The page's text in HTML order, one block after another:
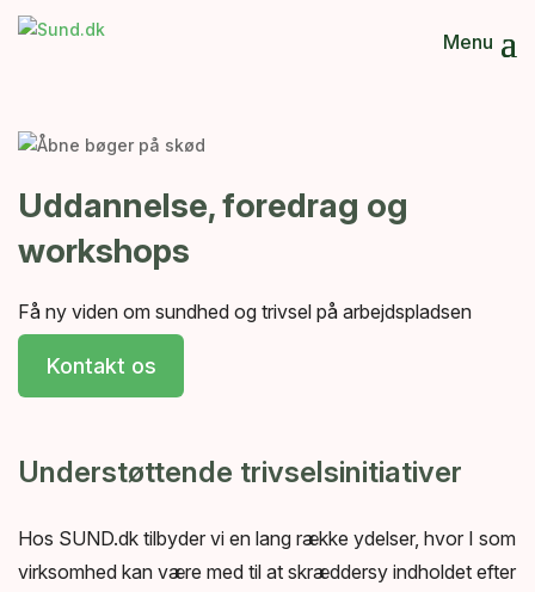
Menu
Ydelser
Strategisk sundhed
Sundhedstjek
Helbredskontrol af natarbejdere
Ergonomi og forebyggende træning
Til kontor
Foredrag, workshops og uddannelse
Ergonautuddannelse
Om os
Cases
Kontakt os
Uddannelse, foredrag og
workshops
Få ny viden om sundhed og trivsel på arbejdspladsen
Kontakt os
Understøttende trivselsinitiativer
Hos SUND.dk tilbyder vi en lang række ydelser, hvor I som
virksomhed kan være med til at skræddersy indholdet efter